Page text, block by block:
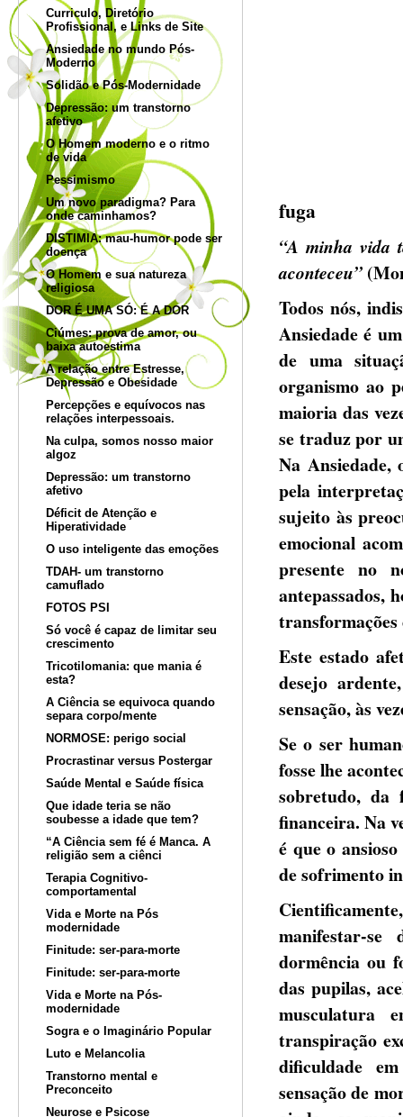
Curriculo, Diretório
Profissional, e Links de Site
Ansiedade no mundo Pós-
Moderno
Solidão e Pós-Modernidade
Depressão: um transtorno
afetivo
O Homem moderno e o ritmo
de vida
Pessimismo
Um novo paradigma? Para
onde caminhamos?
DISTIMIA: mau-humor pode ser
doença
O Homem e sua natureza
religiosa
DOR É UMA SÓ: É A DOR
Ciúmes: prova de amor, ou
baixa autoestima
A relação entre Estresse,
Depressão e Obesidade
Percepções e equívocos nas
relações interpessoais.
Na culpa, somos nosso maior
algoz
Depressão: um transtorno
afetivo
Déficit de Atenção e
Hiperatividade
O uso inteligente das emoções
TDAH- um transtorno
camuflado
FOTOS PSI
Só você é capaz de limitar seu
crescimento
Tricotilomania: que mania é
esta?
A Ciência se equivoca quando
separa corpo/mente
NORMOSE: perigo social
Procrastinar versus Postergar
Saúde Mental e Saúde física
Que idade teria se não
soubesse a idade que tem?
“A Ciência sem fé é Manca. A
religião sem a ciênci
Terapia Cognitivo-
comportamental
Vida e Morte na Pós
modernidade
Finitude: ser-para-morte
Finitude: ser-para-morte
Vida e Morte na Pós-
modernidade
Sogra e o Imaginário Popular
Luto e Melancolia
Transtorno mental e
Preconceito
Neurose e Psicose
fuga
“A minha vida
aconteceu”
Todos nós,
Ansiedade é
de uma
organismo ao
maioria das
se traduz por
Na Ansiedade,
pela
sujeito às
emocional
presente no
antepassados,
transformações
Este estado
desejo
sensação, às
Se o ser
fosse lhe
sobretudo, da
financeira. Na
é que o
de sofrimento
manifestar-
dormência ou
das pupilas,
musculatura
transpiração
dificuldade
sensação de